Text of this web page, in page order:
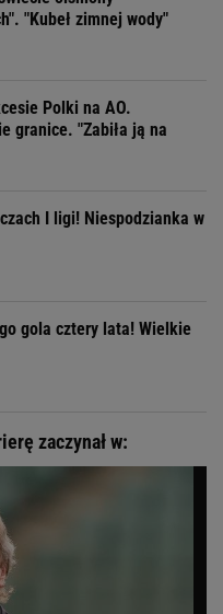
"Kubeł zimnej wody"
Polki na AO.
granice. "Zabiła ją na
I ligi! Niespodzianka w
gola cztery lata! Wielkie
zaczynał w: